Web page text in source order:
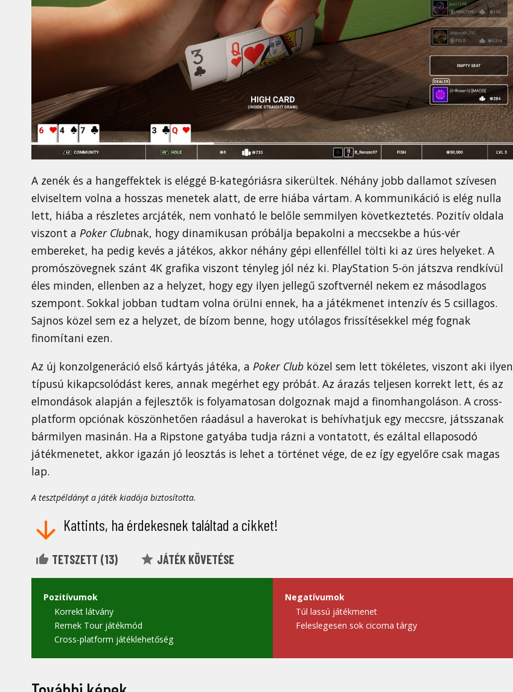
A zenék és a hangeffektek is eléggé B-kategóriásra sikerültek. Néhány jobb dallamot szívesen
elviseltem volna a hosszas menetek alatt, de erre hiába vártam. A kommunikáció is elég nulla
lett, hiába a részletes arcjáték, nem vonható le belőle semmilyen következtetés. Pozitív oldala
viszont a Poker Clubnak, hogy dinamikusan próbálja bepakolni a meccsekbe a hús-vér
embereket, ha pedig kevés a játékos, akkor néhány gépi ellenféllel tölti ki az üres helyeket. A
promószövegnek szánt 4K grafika viszont tényleg jól néz ki. PlayStation 5-ön játszva rendkívül
éles minden, ellenben az a helyzet, hogy egy ilyen jellegű szoftvernél nekem ez másodlagos
szempont. Sokkal jobban tudtam volna örülni ennek, ha a játékmenet intenzív és 5 csillagos.
Sajnos közel sem ez a helyzet, de bízom benne, hogy utólagos frissítésekkel még fognak
finomítani ezen.
Az új konzolgeneráció első kártyás játéka, a Poker Club közel sem lett tökéletes, viszont aki ilyen
típusú kikapcsolódást keres, annak megérhet egy próbát. Az árazás teljesen korrekt lett, és az
elmondások alapján a fejlesztők is folyamatosan dolgoznak majd a finomhangoláson. A cross-
platform opciónak köszönhetően ráadásul a haverokat is behívhatjuk egy meccsre, játsszanak
bármilyen masinán. Ha a Ripstone gatyába tudja rázni a vontatott, és ezáltal ellaposodó
játékmenetet, akkor igazán jó leosztás is lehet a történet vége, de ez így egyelőre csak magas
lap.
A tesztpéldányt a játék kiadója biztosította.
Kattints, ha érdekesnek találtad a cikket!
TETSZETT (13) JÁTÉK KÖVETÉSE
Pozitívumok
Korrekt látvány
Remek Tour játékmód
Cross-platform játéklehetőség
Negatívumok
Túl lassú játékmenet
Feleslegesen sok cicoma tárgy